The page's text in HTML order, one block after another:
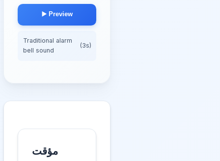
▶️ Preview
Traditional alarm
bell sound
(3s)
مؤقت